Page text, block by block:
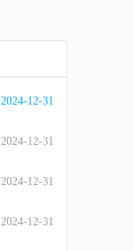
2024-12-31
2024-12-31
2024-12-31
2024-12-31